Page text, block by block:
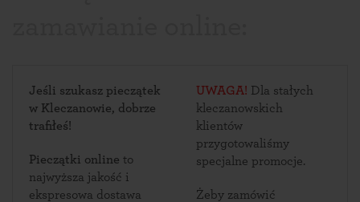
Jeśli szukasz pieczątek
w Kleczanowie, dobrze
trafiłeś!
Pieczątki online to
najwyższa jakość i
ekspresowa dostawa
UWAGA! Dla stałych
kleczanowskich
klientów
przygotowaliśmy
specjalne promocje.
Żeby zamówić